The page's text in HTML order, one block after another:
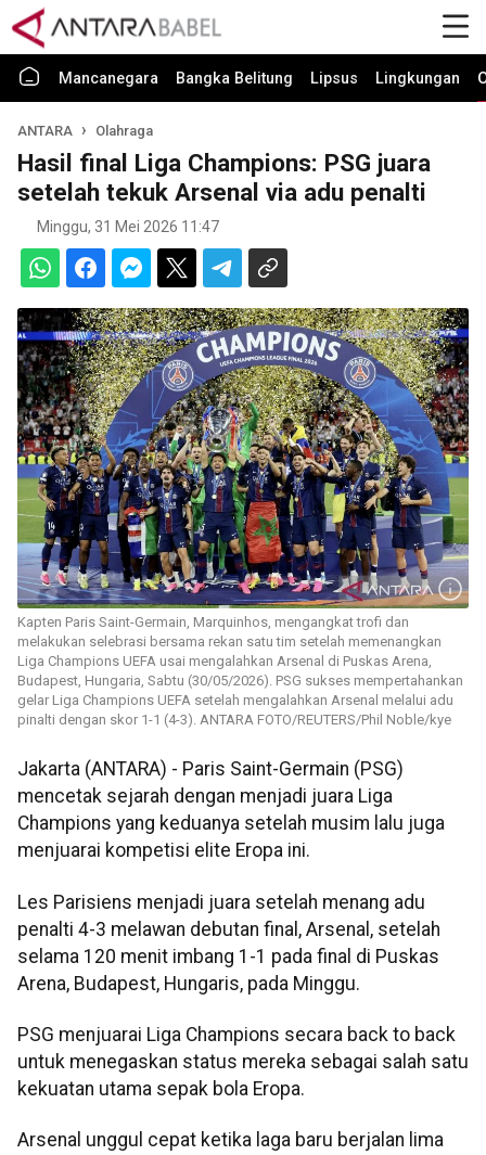
Mancanegara Bangka Belitung Lipsus Lingkungan
ANTARA Olahraga
Hasil final Liga Champions: PSG juara
setelah tekuk Arsenal via adu penalti
Minggu, 31 Mei 2026 11:47
Kapten Paris Saint-Germain, Marquinhos, mengangkat trofi dan
melakukan selebrasi bersama rekan satu tim setelah memenangkan
Liga Champions UEFA usai mengalahkan Arsenal di Puskas Arena,
Budapest, Hungaria, Sabtu (30/05/2026). PSG sukses mempertahankan
gelar Liga Champions UEFA setelah mengalahkan Arsenal melalui adu
pinalti dengan skor 1-1 (4-3). ANTARA FOTO/REUTERS/Phil Noble/kye
Jakarta (ANTARA) - Paris Saint-Germain (PSG)
mencetak sejarah dengan menjadi juara Liga
Champions yang keduanya setelah musim lalu juga
menjuarai kompetisi elite Eropa ini.
Les Parisiens menjadi juara setelah menang adu
penalti 4-3 melawan debutan final, Arsenal, setelah
selama 120 menit imbang 1-1 pada final di Puskas
Arena, Budapest, Hungaris, pada Minggu.
PSG menjuarai Liga Champions secara back to back
untuk menegaskan status mereka sebagai salah satu
kekuatan utama sepak bola Eropa.
Arsenal unggul cepat ketika laga baru berjalan lima